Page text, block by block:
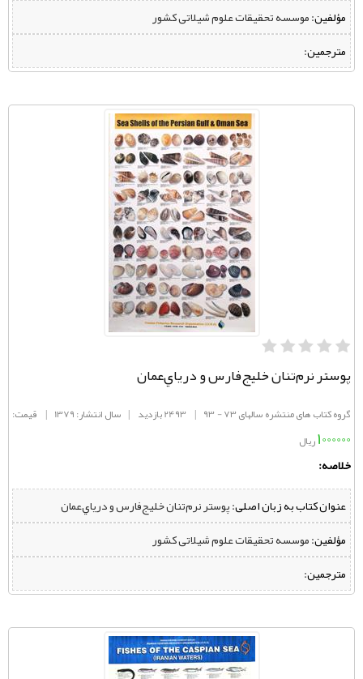
مؤلفین:‌ موسسه تحقیقات علوم شیلاتی کشور
مترجمین:
پوستر نرم‌تنان خليج‌فارس و درياي‌عمان
گروه کتاب های منتشره سالهای 73 - 93 | 2493 بازدید | سال انتشار: 1379 | قیمت:
1000000ریال
خلاصه:
عنوان کتاب به زبان اصلی:پوستر نرم‌تنان خليج‌فارس و درياي‌عمان
مؤلفین:‌ موسسه تحقیقات علوم شیلاتی کشور
مترجمین: